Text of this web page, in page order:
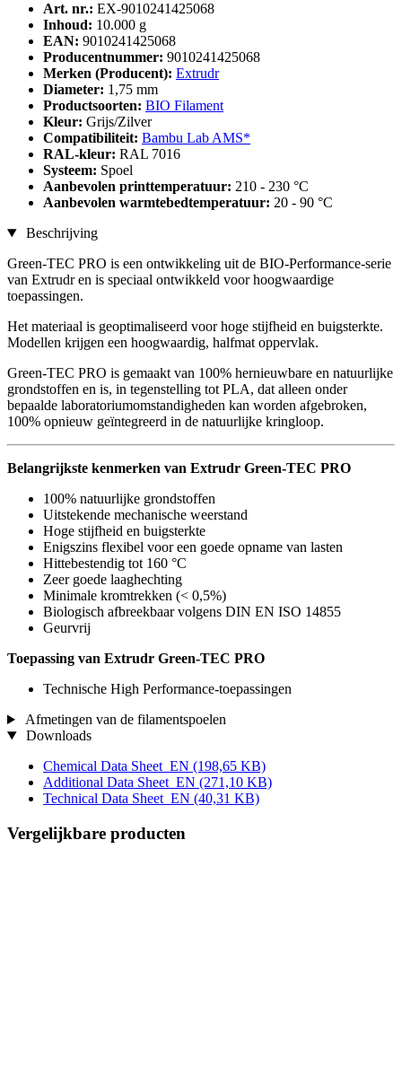
Art. nr.: EX-9010241425068
Inhoud: 10.000 g
EAN: 9010241425068
Producentnummer: 9010241425068
Merken (Producent): Extrudr
Diameter: 1,75 mm
Productsoorten: BIO Filament
Kleur: Grijs/Zilver
Compatibiliteit: Bambu Lab AMS*
RAL-kleur: RAL 7016
Systeem: Spoel
Aanbevolen printtemperatuur: 210 - 230 °C
Aanbevolen warmtebedtemperatuur: 20 - 90 °C
Beschrijving
Green-TEC PRO is een ontwikkeling uit de BIO-Performance-serie
van Extrudr en is speciaal ontwikkeld voor hoogwaardige
toepassingen.
Het materiaal is geoptimaliseerd voor hoge stijfheid en buigsterkte.
Modellen krijgen een hoogwaardig, halfmat oppervlak.
Green-TEC PRO is gemaakt van 100% hernieuwbare en natuurlijke
grondstoffen en is, in tegenstelling tot PLA, dat alleen onder
bepaalde laboratoriumomstandigheden kan worden afgebroken,
100% opnieuw geïntegreerd in de natuurlijke kringloop.
Belangrijkste kenmerken van Extrudr Green-TEC PRO
100% natuurlijke grondstoffen
Uitstekende mechanische weerstand
Hoge stijfheid en buigsterkte
Enigszins flexibel voor een goede opname van lasten
Hittebestendig tot 160 °C
Zeer goede laaghechting
Minimale kromtrekken (< 0,5%)
Biologisch afbreekbaar volgens DIN EN ISO 14855
Geurvrij
Toepassing van Extrudr Green-TEC PRO
Technische High Performance-toepassingen
Afmetingen van de filamentspoelen
Downloads
Chemical Data Sheet_EN (198,65 KB)
Additional Data Sheet_EN (271,10 KB)
Technical Data Sheet_EN (40,31 KB)
Vergelijkbare producten